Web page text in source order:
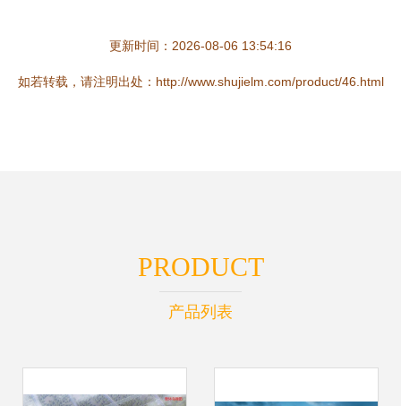
更新时间：2026-08-06 13:54:16
如若转载，请注明出处：http://www.shujielm.com/product/46.html
PRODUCT
产品列表